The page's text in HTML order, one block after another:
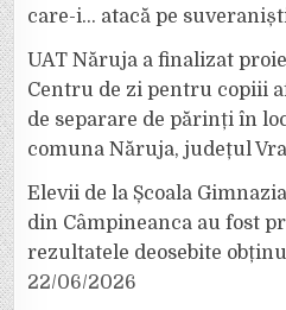
care-i… atacă pe
UAT Năruja a finalizat
Centru de zi pentru copiii
de separare de părinți în
comuna Năruja, județul
Elevii de la Școala
din Câmpineanca au fost
rezultatele deosebite
22/06/2026